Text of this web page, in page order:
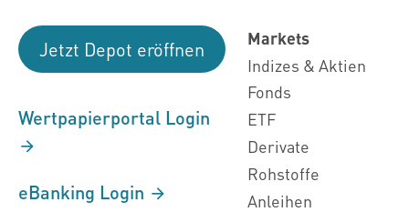
Jetzt Depot eröffnen
Wertpapierportal Login
eBanking Login
Markets
Indizes & Aktien
Fonds
ETF
Derivate
Rohstoffe
Anleihen